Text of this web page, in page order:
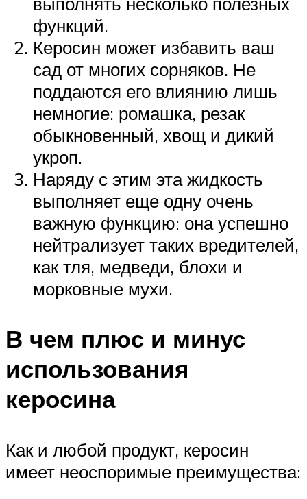
функций.
Керосин может избавить ваш
сад от многих сорняков. Не
поддаются его влиянию лишь
немногие: ромашка, резак
обыкновенный, хвощ и дикий
укроп.
Наряду с этим эта жидкость
выполняет еще одну очень
важную функцию: она успешно
нейтрализует таких вредителей,
как тля, медведи, блохи и
морковные мухи.
В чем плюс и минус
использования
керосина
Как и любой продукт, керосин
имеет неоспоримые преимущества: